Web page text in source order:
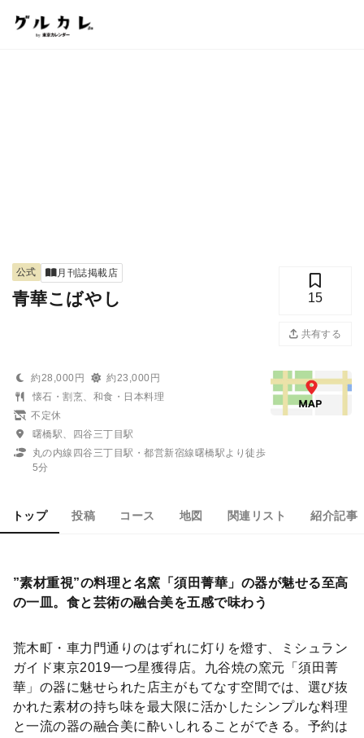
公式 月刊誌掲載店
青華こばやし 15
共有する
約28,000円
約23,000円
懐石・割烹、和食・日本料理
不定休
曙橋駅、四谷三丁目駅
丸の内線四谷三丁目駅・都営新宿線曙橋駅より徒歩
5分
トップ 投稿 コース 地図 関連リスト 紹介記事
”素材重視”の料理と名窯「須田菁華」の器が魅せる至高
の一皿。食と芸術の融合美を五感で味わう
荒木町・車力門通りのはずれに灯りを燈す、ミシュラン
ガイド東京2019一つ星獲得店。九谷焼の窯元「須田菁
華」の器に魅せられた店主がもてなす空間では、選び抜
かれた素材の持ち味を最大限に活かしたシンプルな料理
と一流の器の融合美に酔いしれることができる。予約は